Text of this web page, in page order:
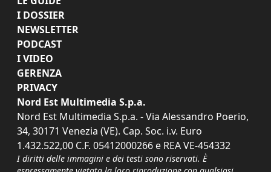
I DOSSIER
NEWSLETTER
PODCAST
I VIDEO
GERENZA
PRIVACY
Nord Est Multimedia S.p.a.
Nord Est Multimedia S.p.a. - Via Alessandro Poerio,
34, 30171 Venezia (VE). Cap. Soc. i.v. Euro
1.432.522,00 C.F. 05412000266 e REA VE-454332
I diritti delle immagini e dei testi sono riservati. È